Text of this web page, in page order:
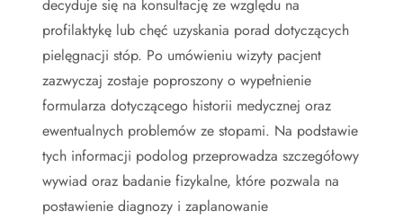
decyduje się na konsultację ze względu na
profilaktykę lub chęć uzyskania porad dotyczących
pielęgnacji stóp. Po umówieniu wizyty pacjent
zazwyczaj zostaje poproszony o wypełnienie
formularza dotyczącego historii medycznej oraz
ewentualnych problemów ze stopami. Na podstawie
tych informacji podolog przeprowadza szczegółowy
wywiad oraz badanie fizykalne, które pozwala na
postawienie diagnozy i zaplanowanie